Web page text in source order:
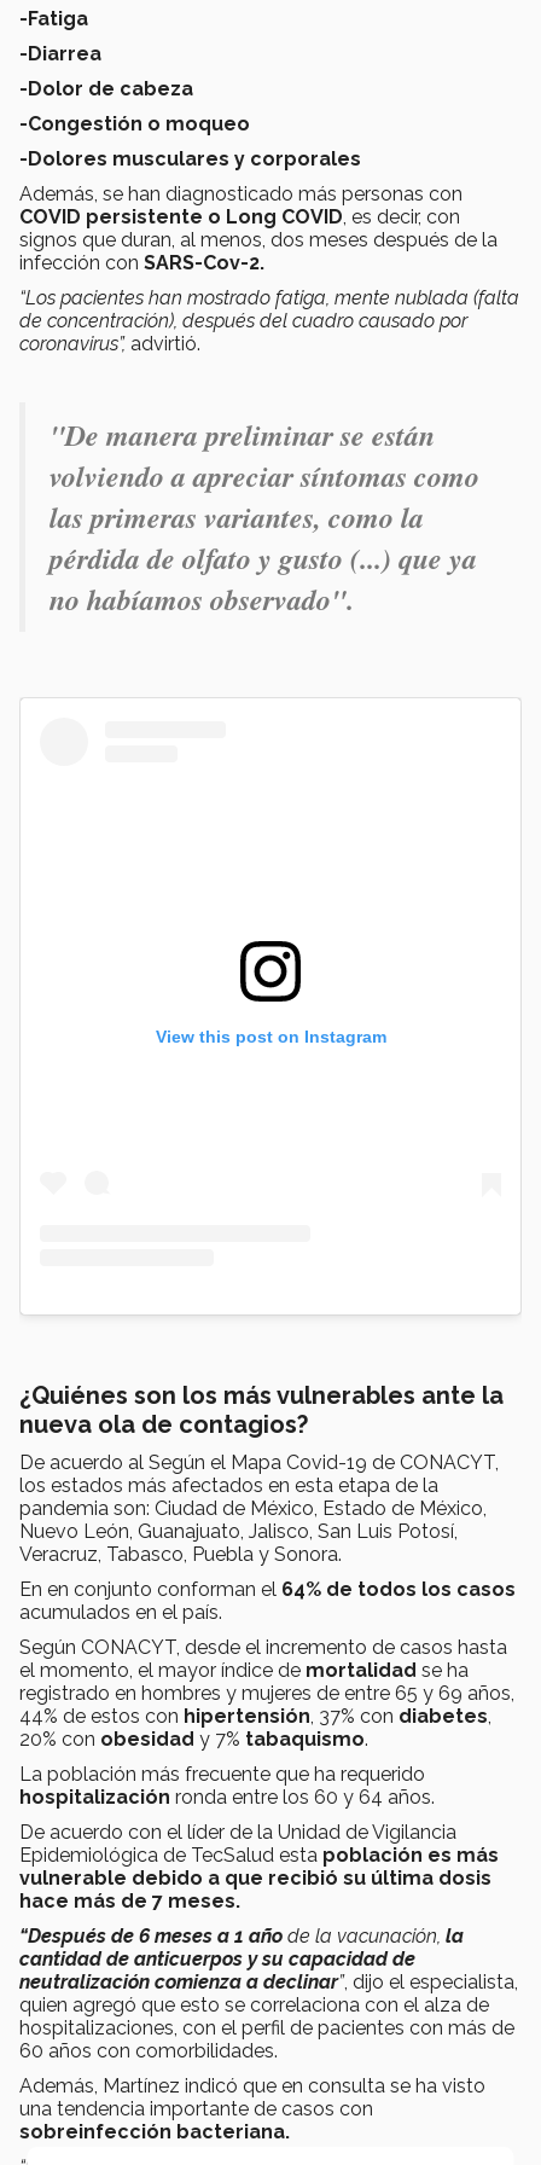
-Fatiga
-Diarrea
-Dolor de cabeza
-Congestión o moqueo
-Dolores musculares y corporales
Además, se han diagnosticado más personas con
COVID persistente o Long COVID, es decir, con
signos que duran, al menos, dos meses después de la
infección con SARS-Cov-2.
“Los pacientes han mostrado fatiga, mente nublada (falta
de concentración), después del cuadro causado por
coronavirus”, advirtió.
"De manera preliminar se están
volviendo a apreciar síntomas como
las primeras variantes, como la
pérdida de olfato y gusto (...) que ya
no habíamos observado".
View this post on Instagram
¿Quiénes son los más vulnerables ante la
nueva ola de contagios?
De acuerdo al Según el Mapa Covid-19 de CONACYT,
los estados más afectados en esta etapa de la
pandemia son: Ciudad de México, Estado de México,
Nuevo León, Guanajuato, Jalisco, San Luis Potosí,
Veracruz, Tabasco, Puebla y Sonora.
En en conjunto conforman el 64% de todos los casos
acumulados en el país.
Según CONACYT, desde el incremento de casos hasta
el momento, el mayor índice de mortalidad se ha
registrado en hombres y mujeres de entre 65 y 69 años,
44% de estos con hipertensión, 37% con diabetes,
20% con obesidad y 7% tabaquismo.
La población más frecuente que ha requerido
hospitalización ronda entre los 60 y 64 años.
De acuerdo con el líder de la Unidad de Vigilancia
Epidemiológica de TecSalud esta población es más
vulnerable debido a que recibió su última dosis
hace más de 7 meses.
“Después de 6 meses a 1 año de la vacunación, la
cantidad de anticuerpos y su capacidad de
neutralización comienza a declinar”, dijo el especialista,
quien agregó que esto se correlaciona con el alza de
hospitalizaciones, con el perfil de pacientes con más de
60 años con comorbilidades.
Además, Martínez indicó que en consulta se ha visto
una tendencia importante de casos con
sobreinfección bacteriana.